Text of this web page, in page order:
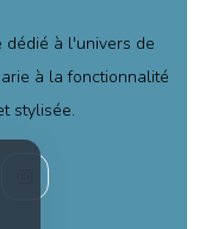
dédié à l'univers de
à la fonctionnalité
stylisée.